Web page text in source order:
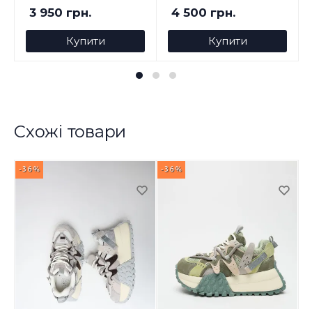
3 950 грн.
Купити
4 500 грн.
Купити
Схожі товари
-36% -36%